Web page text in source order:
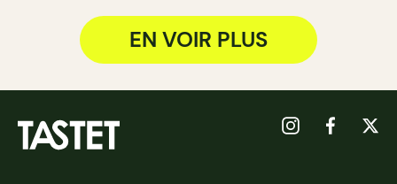
EN VOIR PLUS